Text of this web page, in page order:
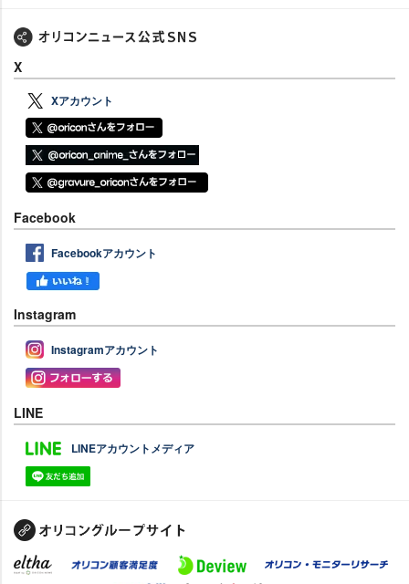
X
Xアカウント
Facebook
Facebookアカウント
Instagram
Instagramアカウント
LINE
LINEアカウントメディア